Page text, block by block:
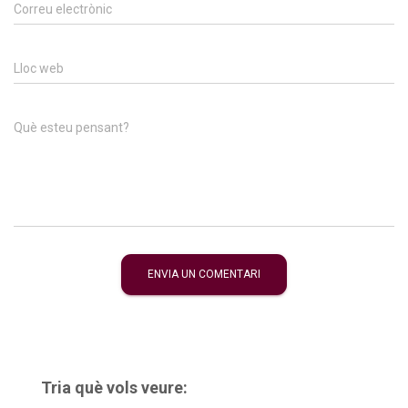
Correu electrònic
Lloc web
Què esteu pensant?
Tria què vols veure: